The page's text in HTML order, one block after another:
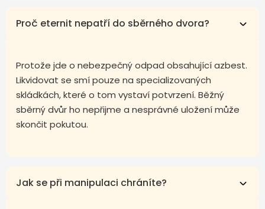
Proč eternit nepatří do sběrného dvora?
Protože jde o nebezpečný odpad obsahující azbest.
Likvidovat se smí pouze na specializovaných
skládkách, které o tom vystaví potvrzení. Běžný
sběrný dvůr ho nepřijme a nesprávné uložení může
skončit pokutou.
Jak se při manipulaci chráníte?